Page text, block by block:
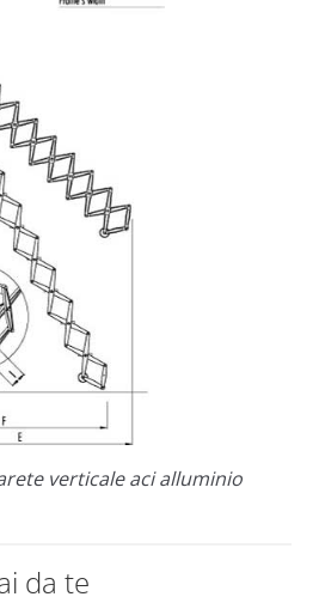
verticale aci alluminio
da te